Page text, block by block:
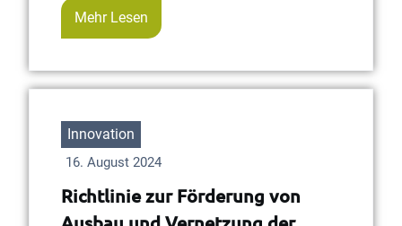
Mehr Lesen
Innovation
16. August 2024
Richtlinie zur Förderung von